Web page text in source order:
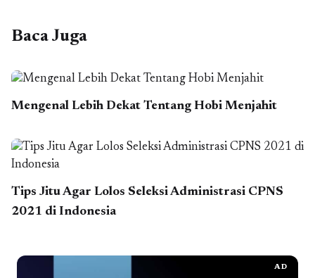
Baca Juga
Mengenal Lebih Dekat Tentang Hobi Menjahit
Tips Jitu Agar Lolos Seleksi Administrasi CPNS
2021 di Indonesia
AD